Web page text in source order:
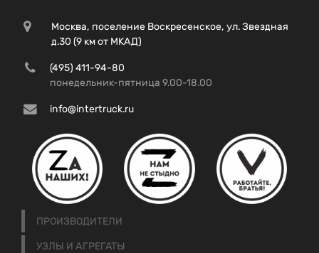
Москва, поселение Воскресенское, ул. Звездная
д.30 (9 км от МКАД)
(495) 411-94-80
понедельник-пятница 9.00-18.00
info@intertruck.ru
ПРОИЗВОДИТЕЛИ
УЗЛЫ И АГРЕГАТЫ